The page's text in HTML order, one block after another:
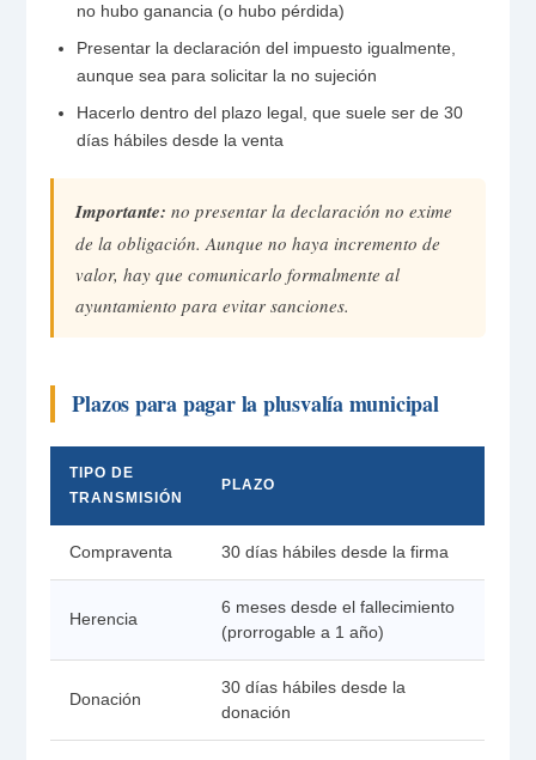
no hubo ganancia (o hubo pérdida)
Presentar la declaración del impuesto igualmente,
aunque sea para solicitar la no sujeción
Hacerlo dentro del plazo legal, que suele ser de 30
días hábiles desde la venta
Importante: no presentar la declaración no exime
de la obligación. Aunque no haya incremento de
valor, hay que comunicarlo formalmente al
ayuntamiento para evitar sanciones.
Plazos para pagar la plusvalía municipal
TIPO DE
TRANSMISIÓN
PLAZO
Compraventa 30 días hábiles desde la firma
Herencia
6 meses desde el fallecimiento
(prorrogable a 1 año)
Donación
30 días hábiles desde la
donación